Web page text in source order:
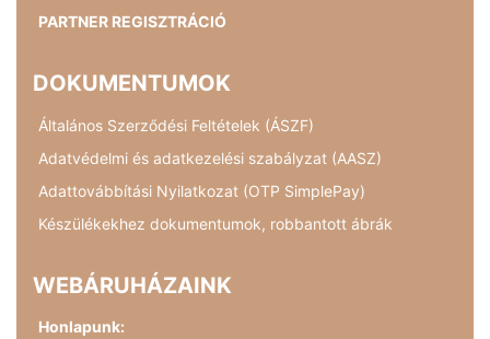
PARTNER REGISZTRÁCIÓ
DOKUMENTUMOK
Általános Szerződési Feltételek (ÁSZF)
Adatvédelmi és adatkezelési szabályzat (AASZ)
Adattovábbítási Nyilatkozat (OTP SimplePay)
Készülékekhez dokumentumok, robbantott ábrák
WEBÁRUHÁZAINK
Honlapunk: